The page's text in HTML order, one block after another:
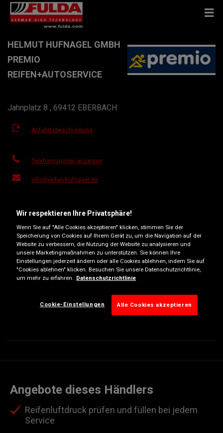
HELMUT HUFNAGEL GMBH
PREMIO
REIFEN+AUTOSERVICE
Jahnplatz 8 , 69412 EBERBACH
Anfahrtsbeschreibung
Telefonnummer anzeigen
info@reifen-hufnagel.de
Öffnungszeiten
Montag 07:30-12:00
13:00-17:00
Dienstag
07:30-12:00
13:00-17:00
Mittwoch
07:30-12:00
13:00-17:00
Donnerstag
07:30-12:00
13:00-17:00
Angebote dieses Händlers
Reifenluftdruck prüfen und füllen bei jedem
Service
Wir respektieren Ihre Privatsphäre!
Wenn Sie auf "Alle Cookies akzeptieren" klicken, stimmen Sie der
Speicherung von Cookies auf Ihrem Gerät zu, um die Navigation auf der
Website zu verbessern, die Nutzung der Website zu analysieren und
unsere Marketingmaßnahmen zu unterstützen. Sie können Ihre
Einstellungen jederzeit ändern oder alle Cookies ablehnen, indem Sie auf
"Cookies ablehnen" klicken. Besuchen Sie unsere Datenschutzrichtlinie,
um mehr zu erfahren. Datenschutzrichtlinie
Cookie-Einstellungen Alle Cookies akzeptieren